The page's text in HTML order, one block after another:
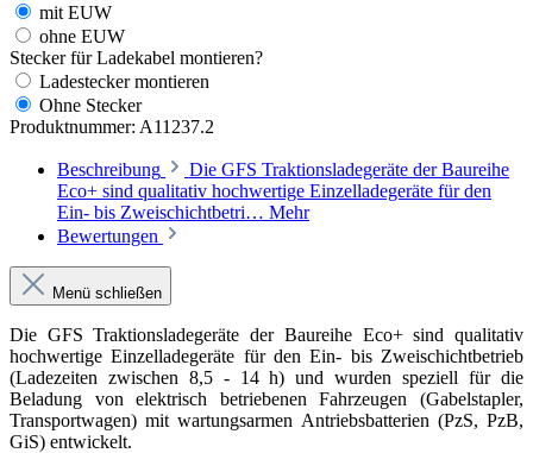
mit EUW
ohne EUW
Stecker für Ladekabel montieren?
Ladestecker montieren
Ohne Stecker
Produktnummer: A11237.2
Beschreibung
Die GFS Traktionsladegeräte der Baureihe
Eco+ sind qualitativ hochwertige Einzelladegeräte für den
Ein- bis Zweischichtbetri… Mehr
Bewertungen
Menü schließen
Die GFS Traktionsladegeräte der Baureihe Eco+ sind qualitativ
hochwertige Einzelladegeräte für den Ein- bis Zweischichtbetrieb
(Ladezeiten zwischen 8,5 - 14 h) und wurden speziell für die
Beladung von elektrisch betriebenen Fahrzeugen (Gabelstapler,
Transportwagen) mit wartungsarmen Antriebsbatterien (PzS, PzB,
GiS) entwickelt.